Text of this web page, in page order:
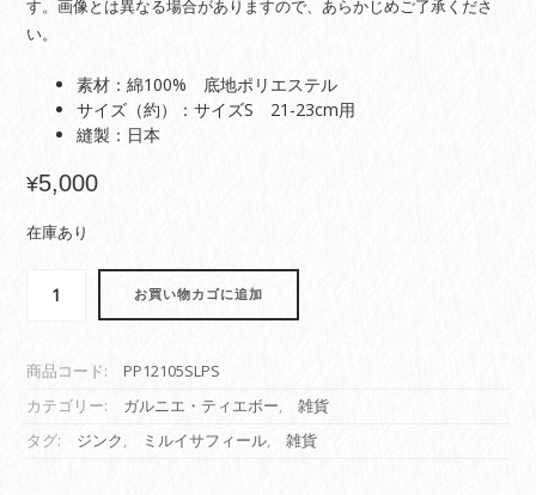
す。画像とは異なる場合がありますので、あらかじめご了承くださ
い。
素材：綿100% 底地ポリエステル
サイズ（約）：サイズS 21-23cm用
縫製：日本
¥5,000
在庫あり
お買い物カゴに追加
商品コード:
PP12105SLPS
カテゴリー:
ガルニエ・ティエボー,
雑貨
タグ:
ジンク, ミルイサフィール, 雑貨